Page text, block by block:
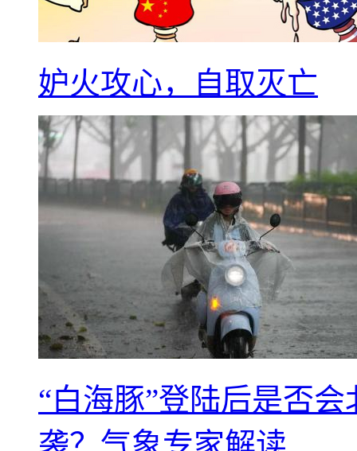
妒火攻心，自取灭亡
“白海豚”登陆后是否
袭？气象专家解读